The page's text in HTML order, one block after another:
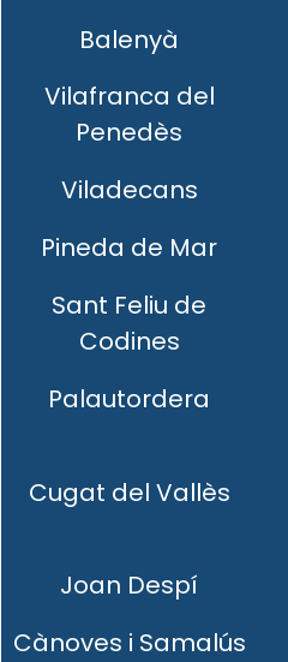
Balenyà
Vilafranca del
Penedès
Viladecans
Pineda de Mar
Sant Feliu de
Codines
Palautordera
Cugat del Vallès
Joan Despí
Cànoves i Samalús